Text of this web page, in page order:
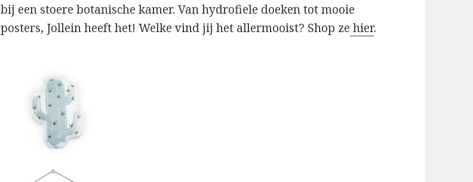
bij een stoere botanische kamer. Van hydrofiele doeken tot mooie
posters, Jollein heeft het! Welke vind jij het allermooist? Shop ze hier.